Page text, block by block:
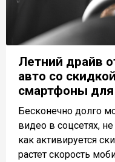
Летний драйв
авто со
смартфоны
Бесконечно долго
видео в соцсетях,
как активируется
растет скорость